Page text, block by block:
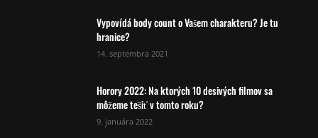
Vypovídá body count o Vašem charakteru? Je tu
hranice?
14. septembra 2021
Horory 2022: Na ktorých 10 desivých filmov sa
môžeme tešiť v tomto roku?
9. januára 2022